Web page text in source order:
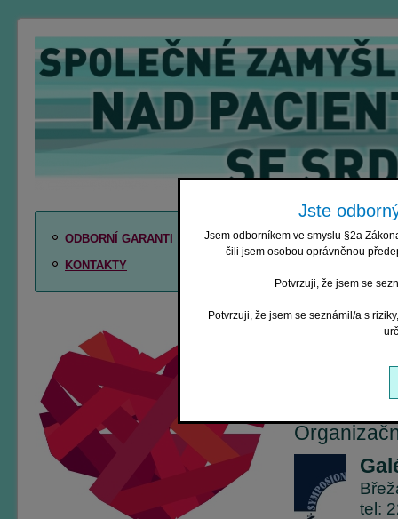
Jste
Jsem odborníkem ve smyslu §2a
čili jsem osobou oprávněnou
Potvrzuji, že jsem se
Potvrzuji, že jsem se seznámil/a s
Pořádá
pod
České
České
ve
tel:
ODBORNÍ GARANTI
KONTAKTY